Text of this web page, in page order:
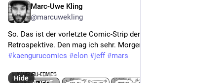
Marc-Uwe Kling
@marcuwekling
So. Das ist der vorletzte Comic-Strip der Elon & Jeff
#kaengurucomics #elon #jeff #mars
Hide